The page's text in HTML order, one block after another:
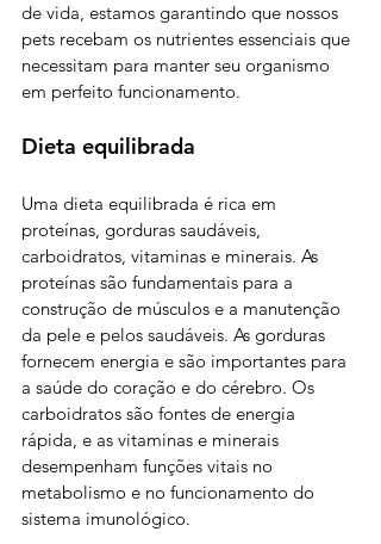
de vida, estamos garantindo que nossos
pets recebam os nutrientes essenciais que
necessitam para manter seu organismo
em perfeito funcionamento.
Dieta equilibrada
Uma dieta equilibrada é rica em
proteínas, gorduras saudáveis,
carboidratos, vitaminas e minerais. As
proteínas são fundamentais para a
construção de músculos e a manutenção
da pele e pelos saudáveis. As gorduras
fornecem energia e são importantes para
a saúde do coração e do cérebro. Os
carboidratos são fontes de energia
rápida, e as vitaminas e minerais
desempenham funções vitais no
metabolismo e no funcionamento do
sistema imunológico.